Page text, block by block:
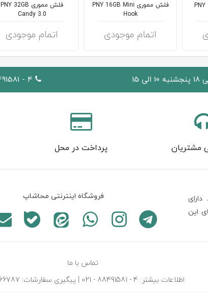
فلش مموری PNY 16GB Mini
Hook
اتمام موجودی
فلش مموری PNY 32GB
Candy 3.0
اتمام موجودی
4 - 88491581 - 021
مشتریان پرداخت در محل
اين
فروشگاه اینترنتی محاشاپ
تماس با ما
اطلاعات بیشتر: 4 - 88491581 - 021 | پیگیری سفارشات: 09194466787